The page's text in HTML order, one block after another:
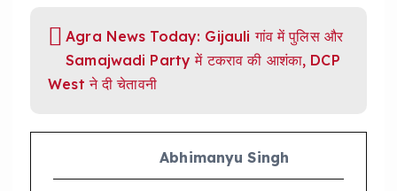
Agra News Today: Gijauli गांव में पुलिस और
Samajwadi Party में टकराव की आशंका, DCP
West ने दी चेतावनी
Abhimanyu Singh